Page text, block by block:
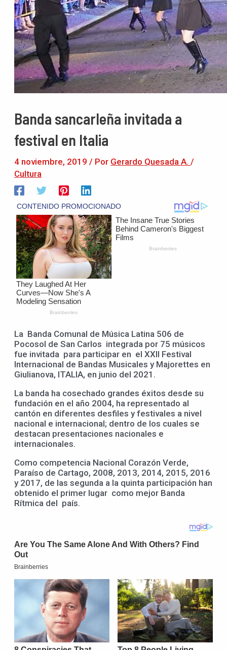
Banda sancarleña invitada a
festival en Italia
4 noviembre, 2019 / Por Gerardo Quesada A. /
Cultura
La Banda Comunal de Música Latina 506 de
Pocosol de San Carlos integrada por 75 músicos
fue invitada para participar en el XXII Festival
Internacional de Bandas Musicales y Majorettes en
Giulianova, ITALIA, en junio del 2021.
La banda ha cosechado grandes éxitos desde su
fundación en el año 2004, ha representado al
cantón en diferentes desfiles y festivales a nivel
nacional e internacional; dentro de los cuales se
destacan presentaciones nacionales e
internacionales.
Como competencia Nacional Corazón Verde,
Paraíso de Cartago, 2008, 2013, 2014, 2015, 2016
y 2017, de las segunda a la quinta participación han
obtenido el primer lugar como mejor Banda
Rítmica del país.